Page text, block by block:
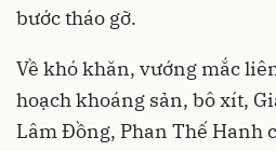
bước tháo gỡ.
Về khó khăn, vướng mắc
hoạch khoáng sản, bô xít,
Lâm Đồng, Phan Thế Hanh